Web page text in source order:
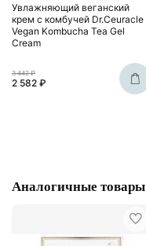
Увлажняющий веганский
крем с комбучей Dr.Ceuracle
Vegan Kombucha Tea Gel
Cream
3 442 ₽
2 582 ₽
Аналогичные товары